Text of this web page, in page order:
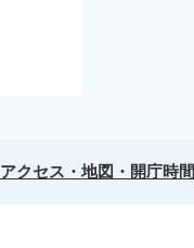
アクセス・地図・開庁時間